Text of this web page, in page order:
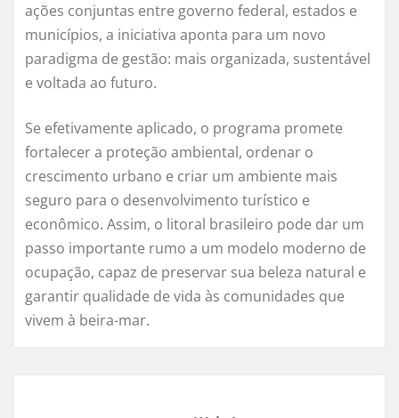
ações conjuntas entre governo federal, estados e
municípios, a iniciativa aponta para um novo
paradigma de gestão: mais organizada, sustentável
e voltada ao futuro.
Se efetivamente aplicado, o programa promete
fortalecer a proteção ambiental, ordenar o
crescimento urbano e criar um ambiente mais
seguro para o desenvolvimento turístico e
econômico. Assim, o litoral brasileiro pode dar um
passo importante rumo a um modelo moderno de
ocupação, capaz de preservar sua beleza natural e
garantir qualidade de vida às comunidades que
vivem à beira-mar.